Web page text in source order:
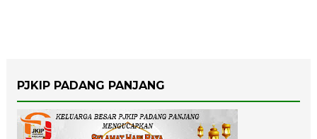
PJKIP PADANG PANJANG